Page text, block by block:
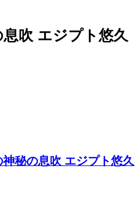
吹 エジプト悠久
秘の息吹 エジプト悠久